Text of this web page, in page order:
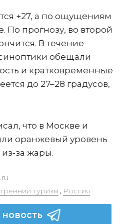
+27, а по ощущениям
По прогнозу, во второй
В течение
обещали
и кратковременные
до 27–28 градусов,
что в Москве и
оранжевый уровень
из-за жары.
туризм , Россия